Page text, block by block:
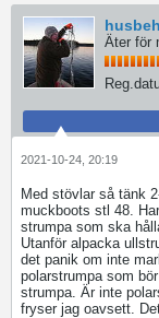
Äter för
2021-10-24, 20:19
Med stövlar så tänk
muckboots stl 48.
strumpa som ska
Utanför alpacka
det panik om inte
polarstrumpa som
strumpa. Är inte
fryser jag oavsett.